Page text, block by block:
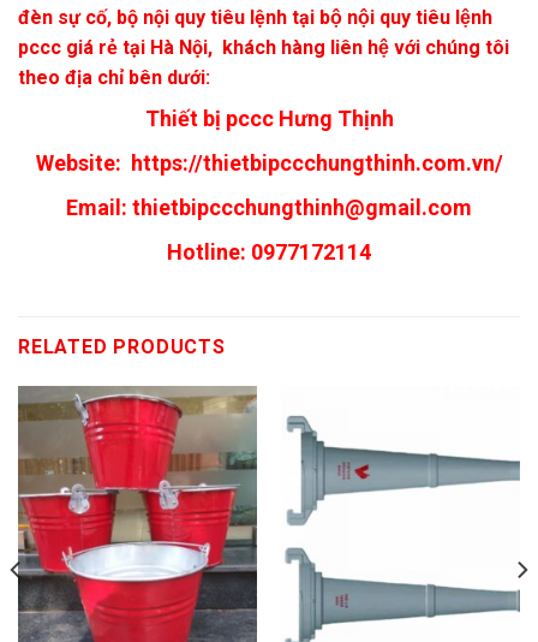
đèn sự cố, bộ nội quy tiêu lệnh tại bộ nội quy tiêu lệnh
pccc giá rẻ tại Hà Nội, khách hàng liên hệ với chúng tôi
theo địa chỉ bên dưới:
Thiết bị pccc Hưng Thịnh
Website: https://thietbipccchungthinh.com.vn/
Email: thietbipccchungthinh@gmail.com
Hotline: 0977172114
RELATED PRODUCTS